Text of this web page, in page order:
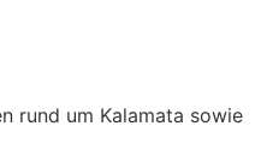
rund um Kalamata sowie